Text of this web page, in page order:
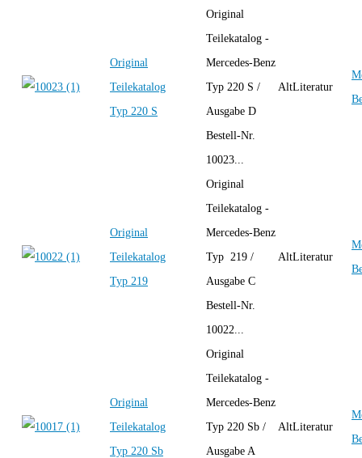
Original
Teilekatalog
Typ 220 S
Original
Teilekatalog -
Mercedes-Benz
Typ 220 S /
Ausgabe D
Bestell-Nr.
10023...
AltLiteratur
Original
Teilekatalog
Typ 219
Original
Teilekatalog -
Mercedes-Benz
Typ 219 /
Ausgabe C
Bestell-Nr.
10022...
AltLiteratur
Original
Teilekatalog
Typ 220 Sb
Original
Teilekatalog -
Mercedes-Benz
Typ 220 Sb /
Ausgabe A
AltLiteratur